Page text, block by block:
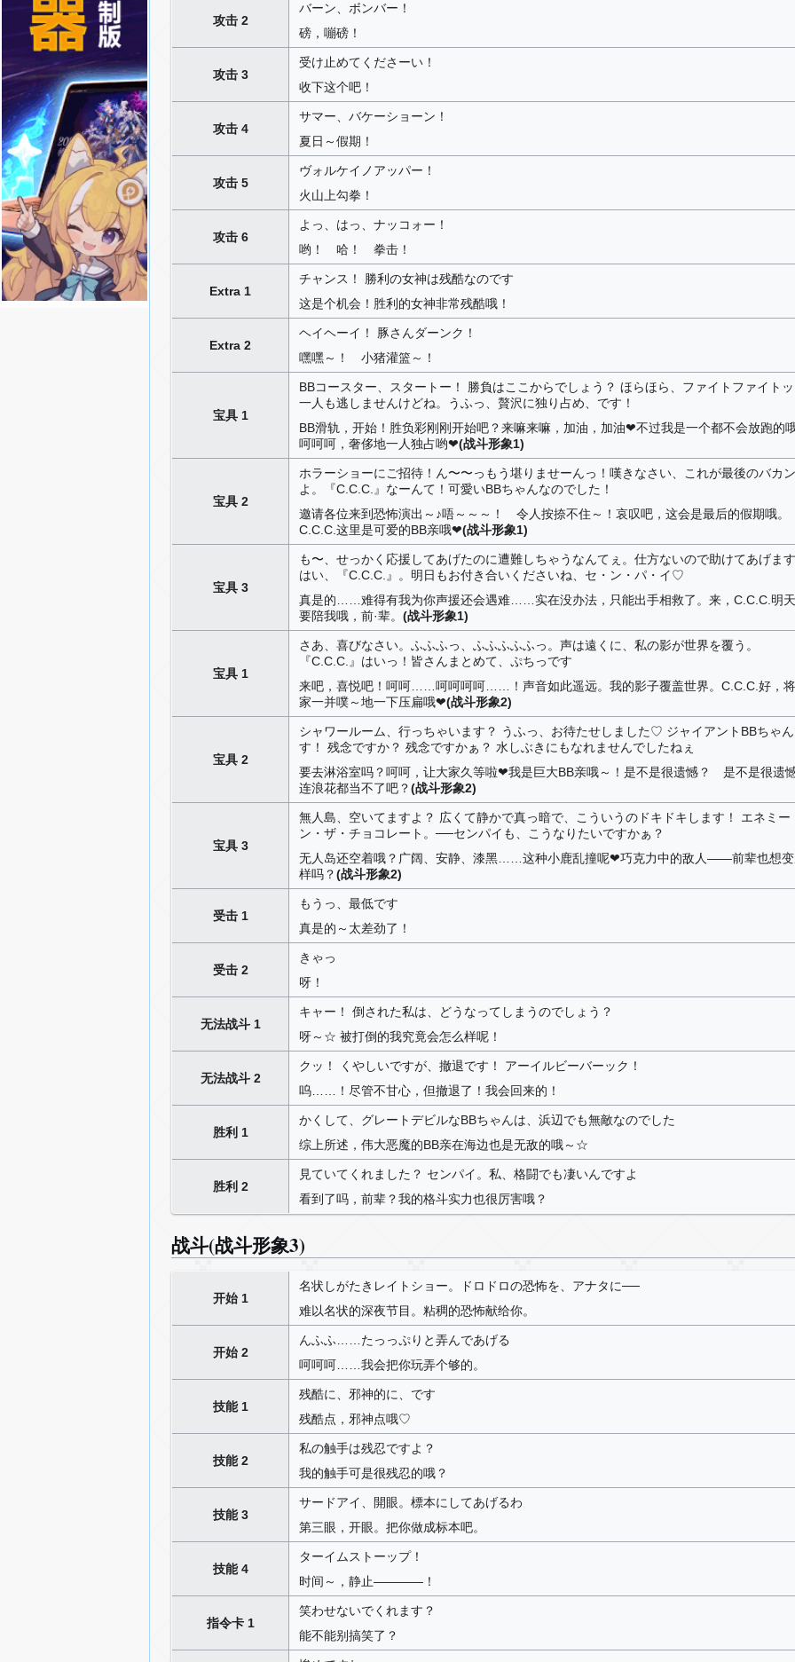
攻击 2
バーン、ボンバー！
磅，嘣磅！
攻击 3
受け止めてくださーい！
收下这个吧！
攻击 4
サマー、バケーショーン！
夏日～假期！
攻击 5
ヴォルケイノアッパー！
火山上勾拳！
攻击 6
よっ、はっ、ナッコォー！
哟！ 哈！ 拳击！
Extra 1
チャンス！ 勝利の女神は残酷なのです
这是个机会！胜利的女神非常残酷哦！
Extra 2
ヘイヘーイ！ 豚さんダーンク！
嘿嘿～！ 小猪灌篮～！
宝具 1
BBコースター、スタートー！ 勝負はここからでしょう？ ほらほら、ファイトファイト
一人も逃しませんけどね。うふっ、贅沢に独り占め、です！
BB滑轨，开始！胜负彩刚刚开始吧？来嘛来嘛，加油，加油❤不过我是一个都不会放跑的
呵呵呵，奢侈地一人独占哟❤(战斗形象1)
宝具 2
ホラーショーにご招待！ん〜〜っもう堪りませーんっ！嘆きなさい、これが最後のバカ
よ。『C.C.C.』なーんて！可愛いBBちゃんなのでした！
邀请各位来到恐怖演出～♪唔～～～！ 令人按捺不住～！哀叹吧，这会是最后的假期哦。
C.C.C.这里是可爱的BB亲哦❤(战斗形象1)
宝具 3
も〜、せっかく応援してあげたのに遭難しちゃうなんてぇ。仕方ないので助けてあげま
はい、『C.C.C.』。明日もお付き合いくださいね、セ・ン・パ・イ♡
真是的……难得有我为你声援还会遇难……实在没办法，只能出手相救了。来，C.C.C.明
要陪我哦，前·辈。 (战斗形象1)
宝具 1
さあ、喜びなさい。ふふふっ、ふふふふふっ。声は遠くに、私の影が世界を覆う。
『C.C.C.』はいっ！皆さんまとめて、ぷちっです
来吧，喜悦吧！呵呵……呵呵呵呵……！声音如此遥远。我的影子覆盖世界。C.C.C.好，
家一并噗～地一下压扁哦❤(战斗形象2)
宝具 2
シャワールーム、行っちゃいます？ うふっ、お待たせしました♡ ジャイアントBBちゃ
す！ 残念ですか？ 残念ですかぁ？ 水しぶきにもなれませんでしたねぇ
要去淋浴室吗？呵呵，让大家久等啦❤我是巨大BB亲哦～！是不是很遗憾？ 是不是很遗
连浪花都当不了吧？(战斗形象2)
宝具 3
無人島、空いてますよ？ 広くて静かで真っ暗で、こういうのドキドキします！ エネミー
ン・ザ・チョコレート。──センパイも、こうなりたいですかぁ？
无人岛还空着哦？广阔、安静、漆黑……这种小鹿乱撞呢❤巧克力中的敌人——前辈也想
样吗？(战斗形象2)
受击 1
もうっ、最低です
真是的～太差劲了！
受击 2
きゃっ
呀！
无法战斗 1
キャー！ 倒された私は、どうなってしまうのでしょう？
呀～☆ 被打倒的我究竟会怎么样呢！
无法战斗 2
クッ！ くやしいですが、撤退です！ アーイルビーバーック！
呜……！尽管不甘心，但撤退了！我会回来的！
胜利 1
かくして、グレートデビルなBBちゃんは、浜辺でも無敵なのでした
综上所述，伟大恶魔的BB亲在海边也是无敌的哦～☆
胜利 2
見ていてくれました？ センパイ。私、格闘でも凄いんですよ
看到了吗，前辈？我的格斗实力也很厉害哦？
战斗(战斗形象3)
开始 1
名状しがたきレイトショー。ドロドロの恐怖を、アナタに──
难以名状的深夜节目。粘稠的恐怖献给你。
开始 2
んふふ……たっっぷりと弄んであげる
呵呵呵……我会把你玩弄个够的。
技能 1
残酷に、邪神的に、です
残酷点，邪神点哦♡
技能 2
私の触手は残忍ですよ？
我的触手可是很残忍的哦？
技能 3
サードアイ、開眼。標本にしてあげるわ
第三眼，开眼。把你做成标本吧。
技能 4
ターイムストーップ！
时间～，静止————！
指令卡 1
笑わせないでくれます？
能不能别搞笑了？